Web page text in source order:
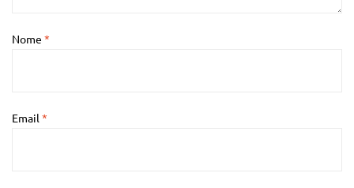
Nome *
Email *